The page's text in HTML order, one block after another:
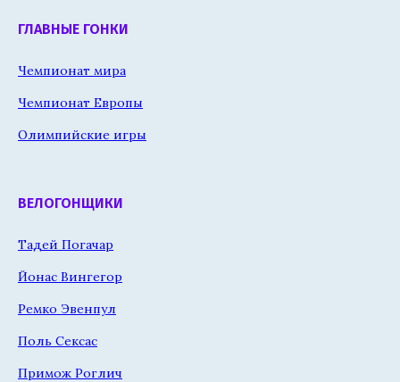
ГЛАВНЫЕ ГОНКИ
Чемпионат мира
Чемпионат Европы
Олимпийские игры
ВЕЛОГОНЩИКИ
Тадей Погачар
Йонас Вингегор
Ремко Эвенпул
Поль Сексас
Примож Роглич